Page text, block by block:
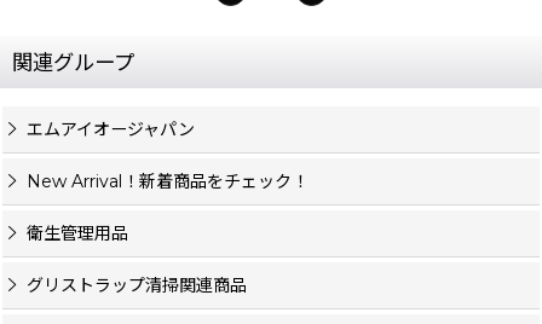
関連グループ
エムアイオージャパン
New Arrival！新着商品をチェック！
衛生管理用品
グリストラップ清掃関連商品